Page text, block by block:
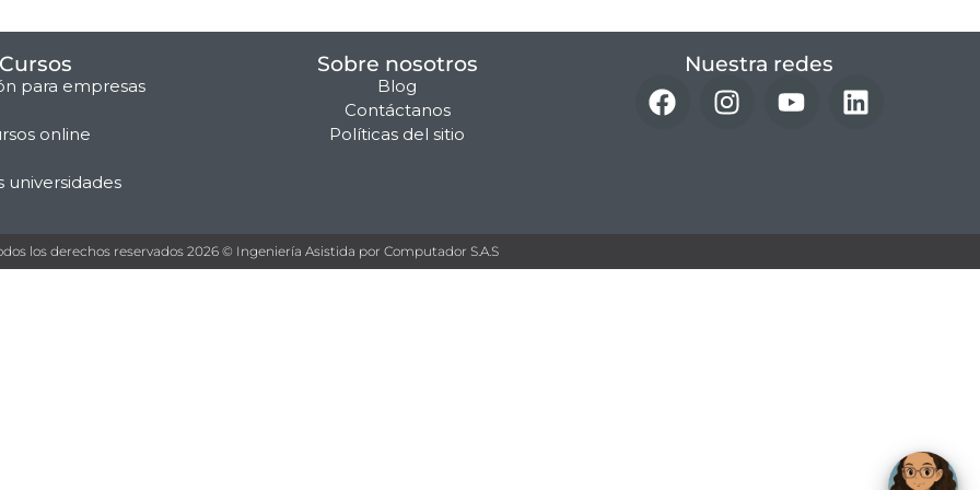
para empresas
online
universidades
Sobre nosotros
Blog
Contáctanos
Políticas del sitio
Nuestra redes
los derechos reservados 2026 © Ingeniería Asistida por Computador S.A.S